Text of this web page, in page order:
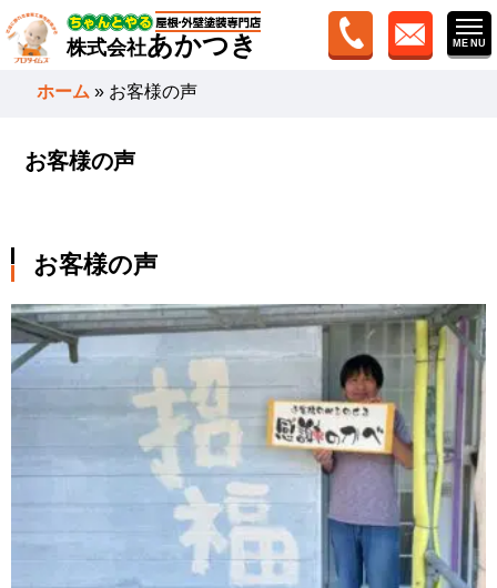
株式会社あかつき
ホーム » お客様の声
お客様の声
お客様の声